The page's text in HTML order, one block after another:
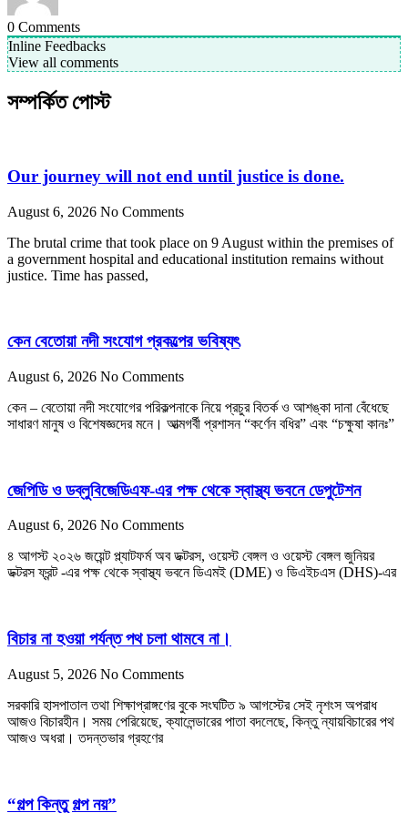
0 Comments
Inline Feedbacks
View all comments
সম্পর্কিত পোস্ট
Our journey will not end until justice is done.
August 6, 2026 No Comments
The brutal crime that took place on 9 August within the premises of
a government hospital and educational institution remains without
justice. Time has passed,
কেন বেতোয়া নদী সংযোগ প্রকল্পের ভবিষ্যৎ
August 6, 2026 No Comments
কেন – বেতোয়া নদী সংযোগের পরিকল্পনাকে নিয়ে প্রচুর বিতর্ক ও আশঙ্কা দানা বেঁধেছে
সাধারণ মানুষ ও বিশেষজ্ঞদের মনে। আত্মগর্বী প্রশাসন “কর্ণেন বধির” এবং “চক্ষুষা কানঃ”
জেপিডি ও ডব্লুবিজেডিএফ-এর পক্ষ থেকে স্বাস্থ্য ভবনে ডেপুটেশন
August 6, 2026 No Comments
৪ আগস্ট ২০২৬ জয়েন্ট প্ল্যাটফর্ম অব ডক্টরস, ওয়েস্ট বেঙ্গল ও ওয়েস্ট বেঙ্গল জুনিয়র
ডক্টরস ফ্রন্ট -এর পক্ষ থেকে স্বাস্থ্য ভবনে ডিএমই (DME) ও ডিএইচএস (DHS)-এর
বিচার না হওয়া পর্যন্ত পথ চলা থামবে না।
August 5, 2026 No Comments
সরকারি হাসপাতাল তথা শিক্ষাপ্রাঙ্গণের বুকে সংঘটিত ৯ আগস্টের সেই নৃশংস অপরাধ
আজও বিচারহীন। সময় পেরিয়েছে, ক্যালেন্ডারের পাতা বদলেছে, কিন্তু ন্যায়বিচারের পথ
আজও অধরা। তদন্তভার গ্রহণের
“গল্প কিন্তু গল্প নয়”